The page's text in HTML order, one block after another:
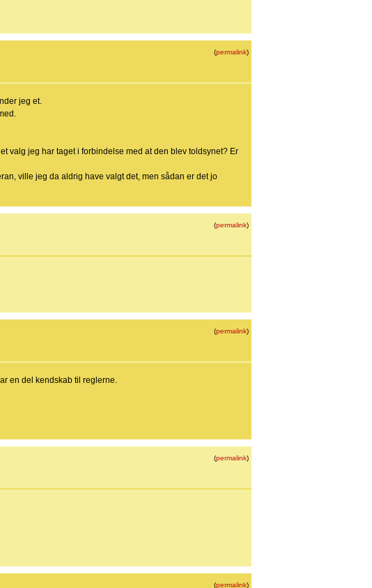
(permalink)
jeg et.
valg jeg har taget i forbindelse med at den blev toldsynet? Er
ville jeg da aldrig have valgt det, men sådan er det jo
(permalink)
(permalink)
en del kendskab til reglerne.
(permalink)
(permalink)